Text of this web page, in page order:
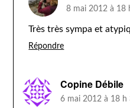
8 mai 2012 à 18
Très très sympa et
Répondre
Copine Débile
6 mai 2012 à 18 h